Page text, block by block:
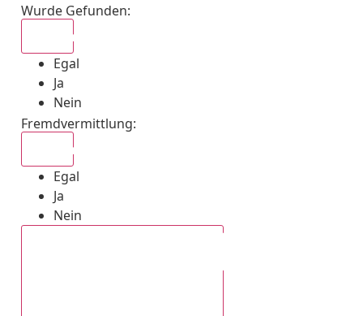
Wurde Gefunden:
Egal
Ja
Nein
Fremdvermittlung:
Egal
Ja
Nein